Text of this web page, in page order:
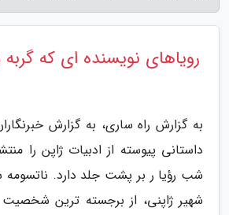
رویاهای نویسنده ای که گربه
به گزارش راه ساری، به گزارش
داستانی پیوسته از ادبیات ژاپن را
شب رؤیا ر بر پشت جلد دارد.
شهیر ژاپنی، از برجسته ترین شخصیت